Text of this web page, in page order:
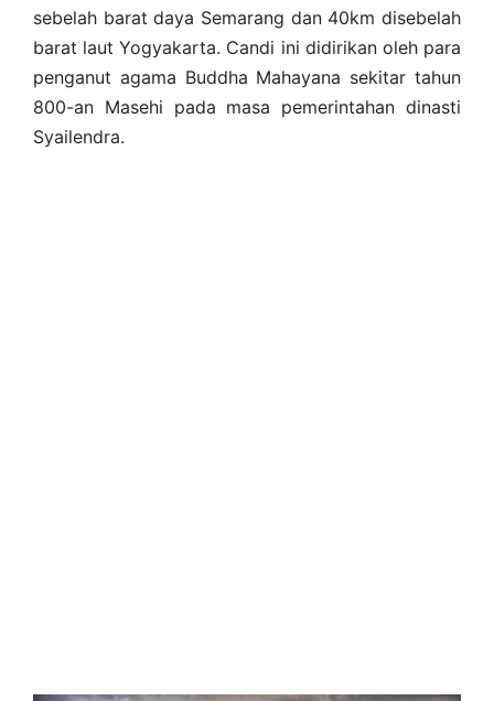
sebelah barat daya Semarang dan 40km disebelah
barat laut Yogyakarta. Candi ini didirikan oleh para
penganut agama Buddha Mahayana sekitar tahun
800-an Masehi pada masa pemerintahan dinasti
Syailendra.